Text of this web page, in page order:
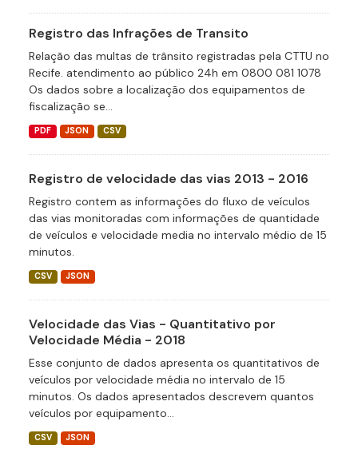
Registro das Infrações de Transito
Relação das multas de trânsito registradas pela CTTU no
Recife. atendimento ao público 24h em 0800 081 1078
Os dados sobre a localização dos equipamentos de
fiscalização se...
PDF JSON CSV
Registro de velocidade das vias 2013 - 2016
Registro contem as informações do fluxo de veículos
das vias monitoradas com informações de quantidade
de veículos e velocidade media no intervalo médio de 15
minutos.
CSV JSON
Velocidade das Vias - Quantitativo por
Velocidade Média - 2018
Esse conjunto de dados apresenta os quantitativos de
veículos por velocidade média no intervalo de 15
minutos. Os dados apresentados descrevem quantos
veículos por equipamento...
CSV JSON